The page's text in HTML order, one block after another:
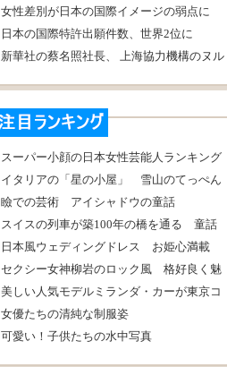
メント
女性差別が日本の国際イメージの弱点に
国連が何度も警告
日本の国際特許出願件数、世界2位に
新華社の蔡名照社長、 上海協力機構のヌル
スーパー小顔の日本女性芸能人ランキング
イタリアの「星の小屋」 雪山のてっぺん
で銀河を眺める
瞼での芸術 アイシャドウの童話
スイスの列車が築100年の橋を通る 童話
の世界
日本風ウェディングドレス お姫心満載
セクシー女神柳岩のロック風 格好良く魅
力的
美しい人気モデルミランダ・カーが東京コ
レクションに登場
女優たちの清純な制服姿
可愛い！子供たちの水中写真